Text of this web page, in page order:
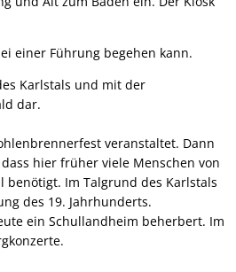
einer Führung begehen kann.
Karlstals und mit der
dar.
veranstaltet. Dann
hier früher viele Menschen von
Im Talgrund des Karlstals
des 19. Jahrhunderts.
ein Schullandheim beherbert. Im